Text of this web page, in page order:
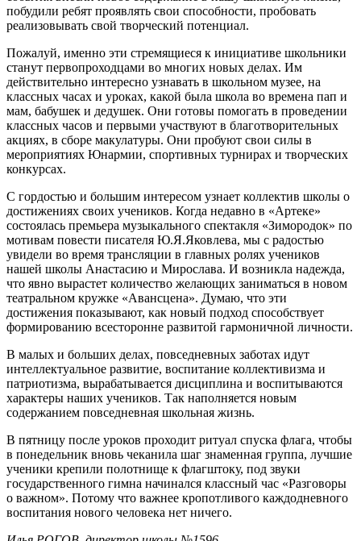
побудили ребят проявлять свои способности, пробовать
реализовывать свой творческий потенциал.
Пожалуй, именно эти стремящиеся к инициативе школьники
станут первопроходцами во многих новых делах. Им
действительно интересно узнавать в школьном музее, на
классных часах и уроках, какой была школа во времена пап и
мам, бабушек и дедушек. Они готовы помогать в проведении
классных часов и первыми участвуют в благотворительных
акциях, в сборе макулатуры. Они пробуют свои силы в
мероприятиях Юнармии, спортивных турнирах и творческих
конкурсах.
С гордостью и большим интересом узнает коллектив школы о
достижениях своих учеников. Когда недавно в «Артеке»
состоялась премьера музыкального спектакля «Зимородок» по
мотивам повести писателя Ю.Я.Яковлева, мы с радостью
увидели во время трансляции в главных ролях учеников
нашей школы Анастасию и Мирослава. И возникла надежда,
что явно вырастет количество желающих заниматься в новом
театральном кружке «Авансцена». Думаю, что эти
достижения показывают, как новый подход способствует
формированию всесторонне развитой гармоничной личности.
В малых и больших делах, повседневных заботах идут
интеллектуальное развитие, воспитание коллективизма и
патриотизма, вырабатывается дисциплина и воспитываются
характеры наших учеников. Так наполняется новым
содержанием повседневная школьная жизнь.
В пятницу после уроков проходит ритуал спуска флага, чтобы
в понедельник вновь чеканила шаг знаменная группа, лучшие
ученики крепили полотнище к флагштоку, под звуки
государственного гимна начинался классный час «Разговоры
о важном». Потому что важнее кропотливого каждо­дневного
воспитания нового человека нет ничего.